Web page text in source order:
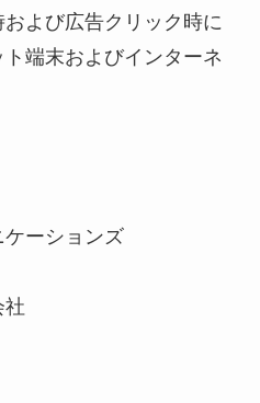
および広告クリック時に
端末およびインターネ
ーションズ
社